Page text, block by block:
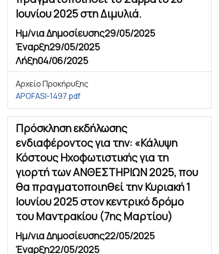
Ιουνίου 2025 στη Διμυλιά.
Ημ/νια Δημοσίευσης29/05/2025
Έναρξη29/05/2025
Λήξη04/06/2025
Αρχείο Προκήρυξης
APOFASI-1497.pdf
Πρόσκληση εκδήλωσης
ενδιαφέροντος για την: «Κάλυψη
Κόστους Ηχοφωτιστικής για τη
γιορτή των ΑΝΘΕΣΤΗΡΙΩΝ 2025, που
θα πραγματοποιηθεί την Κυριακή 1
Ιουνίου 2025 στον κεντρικό δρόμο
του Μαντρακίου (7ης Μαρτίου)
Ημ/νια Δημοσίευσης22/05/2025
Έναρξη22/05/2025